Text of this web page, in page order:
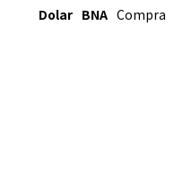
Dolar BNA Compra